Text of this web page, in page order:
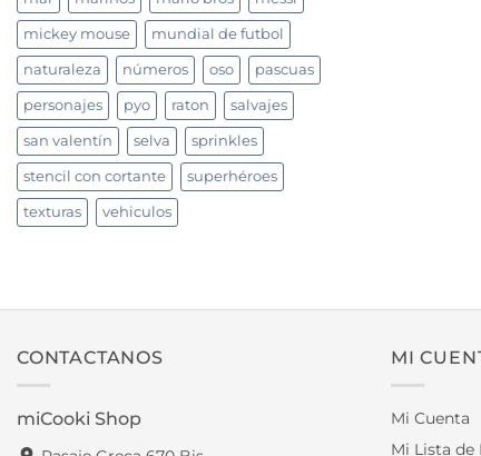
mickey mouse mundial de futbol
naturaleza números oso pascuas
personajes pyo raton salvajes
san valentín selva sprinkles
stencil con cortante superhéroes
texturas vehiculos
CONTACTANOS
miCooki Shop
MI
Mi Cuenta
Mi Lista de